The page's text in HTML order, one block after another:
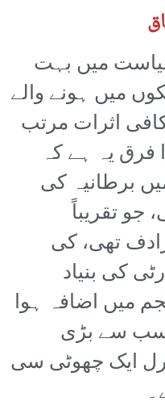
میں بہت
میں ہونے والے
اثرات مرتب
یہ ہے کہ
برطانیہ کی
جو تقریباً
تھی، کی
کی بنیاد
میں اضافہ ہوا
سب سے بڑی
ایک چھوٹی سی